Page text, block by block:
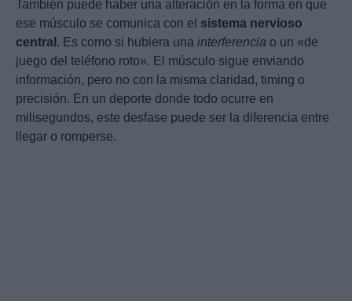
También puede haber una alteración en la forma en que
ese músculo se comunica con el sistema nervioso
central . Es como si hubiera una interferencia o un «de
juego del teléfono roto». El músculo sigue enviando
información, pero no con la misma claridad, timing o
precisión. En un deporte donde todo ocurre en
milisegundos, este desfase puede ser la diferencia entre
llegar o romperse.